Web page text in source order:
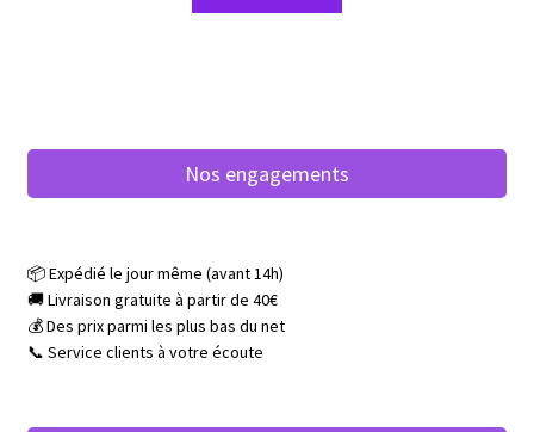
Nos engagements
📦 Expédié le jour même (avant 14h)
🚚 Livraison gratuite à partir de 40€
💰 Des prix parmi les plus bas du net
📞 Service clients à votre écoute